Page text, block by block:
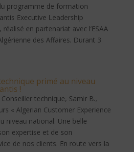
programme de formation
Executive Leadership
en partenariat avec l’ESAA
des Affaires. Durant 3
primé au niveau
!
technique, Samir B.,
« Algerian Customer Experience
niveau national. Une belle
expertise et de son
de nos clients. En route vers la